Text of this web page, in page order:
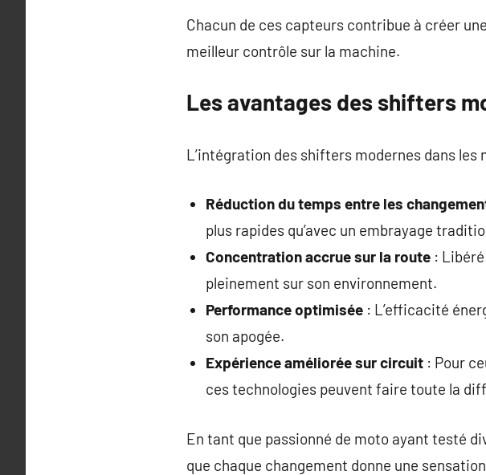
Chacun de ces capteurs contribue à créer
meilleur contrôle sur la machine.
Les avantages des shifters
L’intégration des shifters modernes dans
Réduction du temps entre les
plus rapides qu’avec un embrayage
Concentration accrue sur la route: Libéré
pleinement sur son environnement.
Performance optimisée: L’efficacité
son apogée.
Expérience améliorée sur circuit: Pour
ces technologies peuvent faire toute la
En tant que passionné de moto ayant testé
que chaque changement donne une